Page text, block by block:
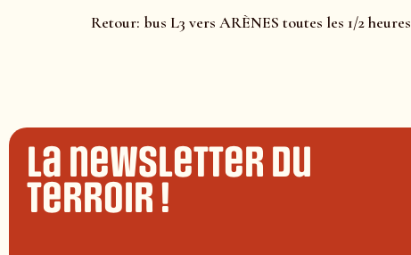
Retour: bus L3 vers ARÈNES toutes les 1/2 heures
La newsletter du
terroir !